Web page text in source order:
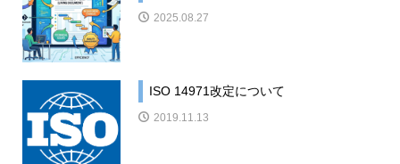
2025.08.27
ISO 14971改定について
2019.11.13